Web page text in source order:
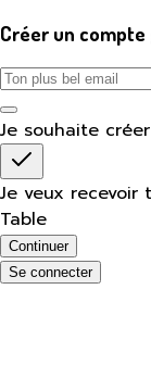
Créer un
Je souhaite
Je veux
Table
Continuer
Se connecter